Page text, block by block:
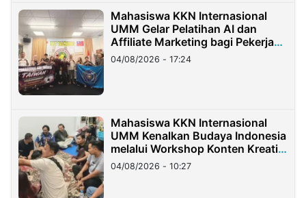
Mahasiswa KKN Internasional
UMM Gelar Pelatihan AI dan
Affiliate Marketing bagi Pekerja
Migran Indonesia di Taiwan
04/08/2026 - 17:24
Mahasiswa KKN Internasional
UMM Kenalkan Budaya Indonesia
melalui Workshop Konten Kreatif
di Taiwan
04/08/2026 - 10:27